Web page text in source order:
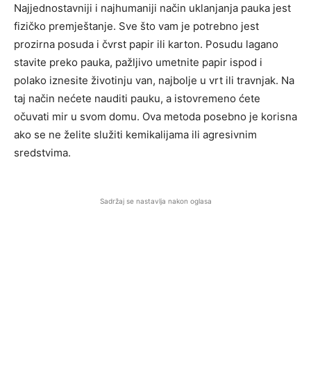
Najjednostavniji i najhumaniji način uklanjanja pauka jest
fizičko premještanje. Sve što vam je potrebno jest
prozirna posuda i čvrst papir ili karton. Posudu lagano
stavite preko pauka, pažljivo umetnite papir ispod i
polako iznesite životinju van, najbolje u vrt ili travnjak. Na
taj način nećete nauditi pauku, a istovremeno ćete
očuvati mir u svom domu. Ova metoda posebno je korisna
ako se ne želite služiti kemikalijama ili agresivnim
sredstvima.
Sadržaj se nastavlja nakon oglasa